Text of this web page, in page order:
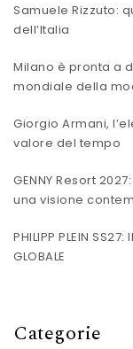
Samuele Rizzuto:
dell’Italia
Milano è pronta a
mondiale della
Giorgio Armani,
valore del tempo
GENNY Resort
una visione
PHILIPP PLEIN SS27:
GLOBALE
Categorie